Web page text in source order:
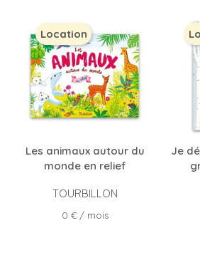
Les animaux autour du
monde en relief
TOURBILLON
Prix
0 €/ mois
Location
Je